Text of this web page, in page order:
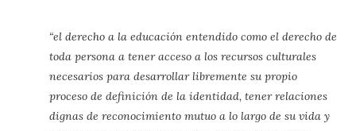
“el derecho a la educación entendido como el derecho de
toda persona a tener acceso a los recursos culturales
necesarios para desarrollar libremente su propio
proceso de definición de la identidad, tener relaciones
dignas de reconocimiento mutuo a lo largo de su vida y